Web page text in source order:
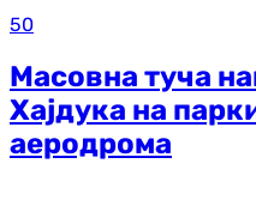
50
Масовна туча
Хајдука на
аеродрома